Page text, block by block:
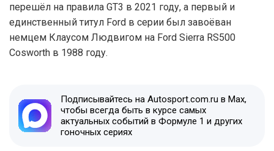
перешёл на правила GT3 в 2021 году, а первый и
единственный титул Ford в серии был завоёван
немцем Клаусом Людвигом на Ford Sierra RS500
Cosworth в 1988 году.
Подписывайтесь на Autosport.com.ru в Max,
чтобы всегда быть в курсе самых
актуальных событий в Формуле 1 и других
гоночных сериях